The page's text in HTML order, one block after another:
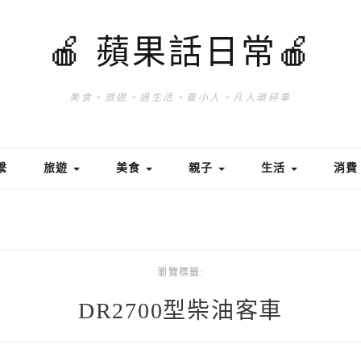
🍎 蘋果話日常🍎
美食。旅遊。過生活。養小人。凡人瑣碎事
旅遊 美食 親子 生活 消費
瀏覽標籤:
DR2700型柴油客車